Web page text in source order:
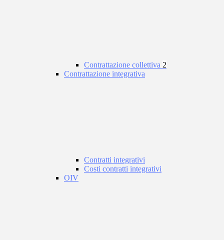
Contrattazione collettiva 2
Contrattazione integrativa
Contratti integrativi
Costi contratti integrativi
OIV